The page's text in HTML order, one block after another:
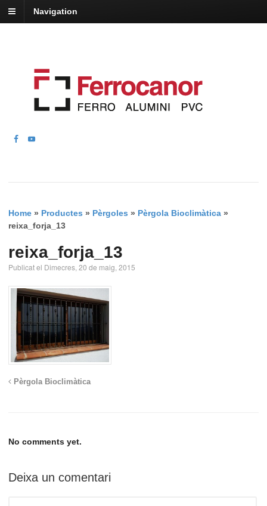
Navigation
Home » Productes » Pèrgoles » Pèrgola Bioclimàtica »
reixa_forja_13
reixa_forja_13
Publicat el Dimecres, 20 de maig, 2015
Pèrgola Bioclimàtica
No comments yet.
Deixa un comentari